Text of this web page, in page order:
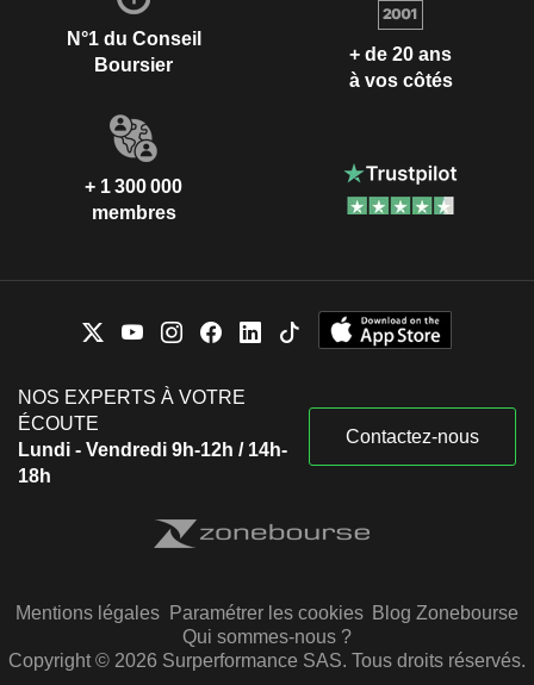
N°1 du Conseil
Boursier
+ de 20 ans
à vos côtés
+ 1 300 000
membres
NOS EXPERTS À VOTRE
ÉCOUTE
Lundi - Vendredi 9h-12h / 14h-
18h
Contactez-nous
Mentions légales Paramétrer les cookies Blog Zonebourse
Qui sommes-nous ?
Copyright © 2026 Surperformance SAS. Tous droits réservés.